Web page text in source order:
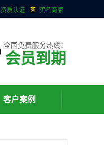
资质认证 实名商家
全国免费服务热线：
会员到期
客户案例